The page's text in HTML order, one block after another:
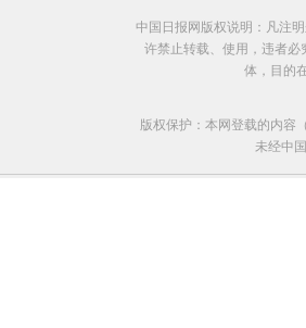
中国日报网版权说明：凡注
许禁止转载、使用，违者必
体，目的
版权保护：本网登载的内容
未经中